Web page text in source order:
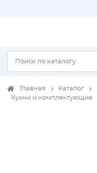
Главная Каталог
Кухни и комплектующие